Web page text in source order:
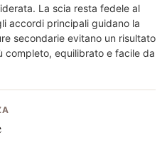
La scia resta fedele al
accordi principali guidano la
secondarie evitano un risultato
completo, equilibrato e facile da